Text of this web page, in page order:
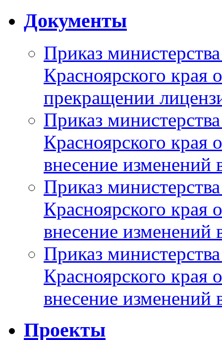
Документы
Приказ
Красноярского
прекращении
Приказ
Красноярского
внесение изменений
Приказ
Красноярского
внесение изменений
Приказ
Красноярского
внесение изменений
Проекты